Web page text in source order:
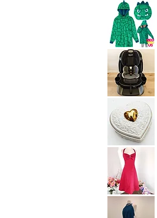
Terrain
Jogging
Foldable
Eve
Youth
2in1
Sleep
Hoodie
Wearable
Blanket
Cozy
Pillow
Green
Dino
Kid
Saint
Youth
2in1
Sleep
Hoodie
Wearable
Blanket
Pillow
Green
Dino
Kid
Extend2Fit
4-
in-
Years
Convertible
Child
Black
Vintage
George
Good
Shaped
Trinket
Box
Cream
Porcelain
Embossed
David